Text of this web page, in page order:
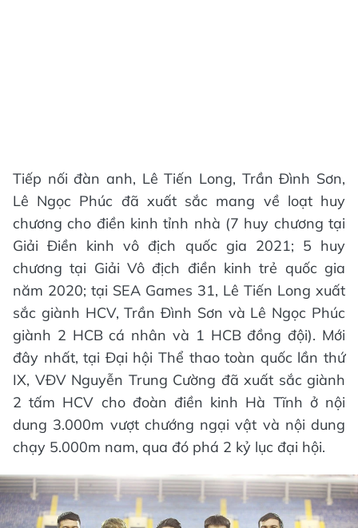
Tiếp nối đàn anh, Lê Tiến Long, Trần Đình Sơn,
Lê Ngọc Phúc đã xuất sắc mang về loạt huy
chương cho điền kinh tỉnh nhà (7 huy chương tại
Giải Điền kinh vô địch quốc gia 2021; 5 huy
chương tại Giải Vô địch điền kinh trẻ quốc gia
năm 2020; tại SEA Games 31, Lê Tiến Long xuất
sắc giành HCV, Trần Đình Sơn và Lê Ngọc Phúc
giành 2 HCB cá nhân và 1 HCB đồng đội). Mới
đây nhất, tại Đại hội Thể thao toàn quốc lần thứ
IX, VĐV Nguyễn Trung Cường đã xuất sắc giành
2 tấm HCV cho đoàn điền kinh Hà Tĩnh ở nội
dung 3.000m vượt chướng ngại vật và nội dung
chạy 5.000m nam, qua đó phá 2 kỷ lục đại hội.